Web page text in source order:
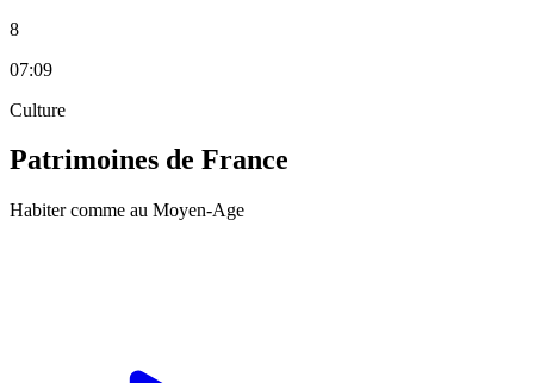
8
07:09
Culture
Patrimoines de France
Habiter comme au Moyen-Age